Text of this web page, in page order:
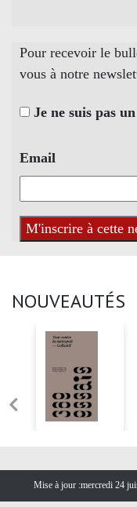
Pour recevoir le
vous à notre
Je ne suis pas
Email
NOUVEAUTÉS
Mise à jour :mercredi 24